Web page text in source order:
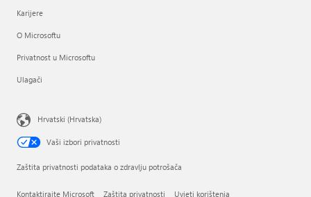
Karijere
O Microsoftu
Privatnost u Microsoftu
Ulagači
Hrvatski (Hrvatska)
Vaši izbori privatnosti
Zaštita privatnosti podataka o zdravlju potrošača
Kontaktirajte Microsoft Zaštita privatnosti Uvjeti korištenja